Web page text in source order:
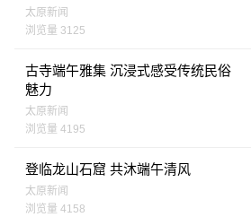
太原新闻
浏览量 3125
古寺端午雅集 沉浸式感受传统民俗
魅力
太原新闻
浏览量 4195
登临龙山石窟 共沐端午清风
太原新闻
浏览量 4158